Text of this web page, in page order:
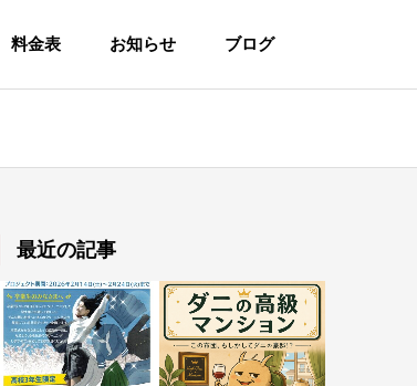
料金表 お知らせ ブログ
最近の記事